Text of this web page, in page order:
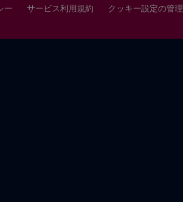
ー サービス利用規約 クッキー設定の管理